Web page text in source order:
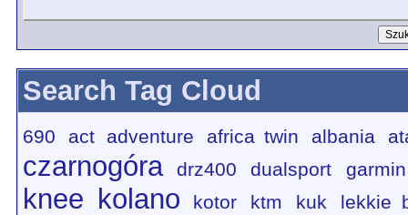
Search Tag Cloud
690 act adventure africa twin albania
czarnogóra drz400 dualsport garmin
knee kolano kotor ktm kuk lekkie